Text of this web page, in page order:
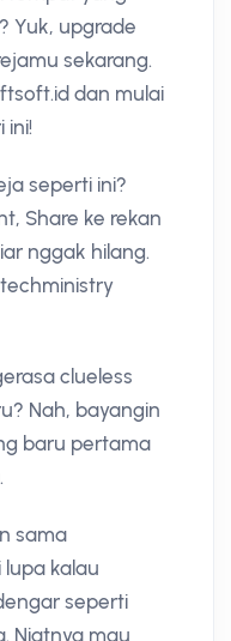
Yuk, upgrade
sekarang.
dan mulai
ini!
seperti ini?
Share ke rekan
nggak hilang.
clueless
Nah, bayangin
baru pertama
sama
kalau
seperti
Niatnya mau